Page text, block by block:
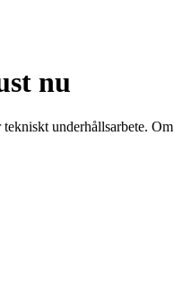
nu
underhållsarbete.